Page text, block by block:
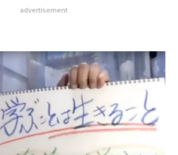
advertisement